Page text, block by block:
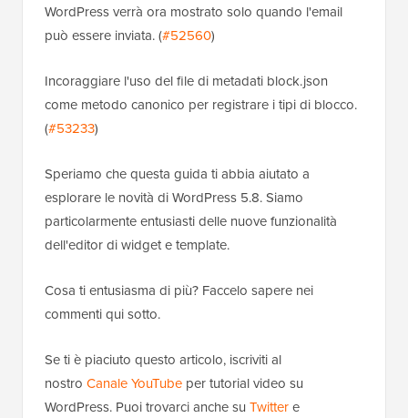
WordPress verrà ora mostrato solo quando l'email
può essere inviata. (#52560)
Incoraggiare l'uso del file di metadati block.json
come metodo canonico per registrare i tipi di blocco.
(#53233)
Speriamo che questa guida ti abbia aiutato a
esplorare le novità di WordPress 5.8. Siamo
particolarmente entusiasti delle nuove funzionalità
dell'editor di widget e template.
Cosa ti entusiasma di più? Faccelo sapere nei
commenti qui sotto.
Se ti è piaciuto questo articolo, iscriviti al
nostro Canale YouTube per tutorial video su
WordPress. Puoi trovarci anche su Twittere